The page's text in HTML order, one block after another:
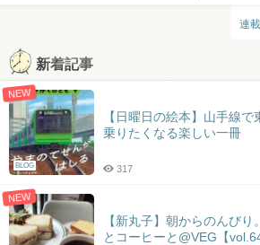
連
新着記事
NEW
BLOG
【日曜日の絵本】山手線
乗りたくなる楽しい一冊
317
NEW
【新丸子】朝からのんび
とコーヒーと@VEG【